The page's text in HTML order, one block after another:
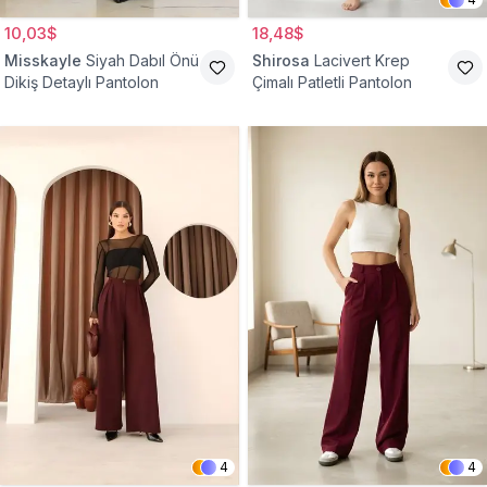
10,03$
Misskayle Siyah Dabıl Önü
Dikiş Detaylı Pantolon
18,48$
Shirosa Lacivert Krep
Çimalı Patletli Pantolon
4 4